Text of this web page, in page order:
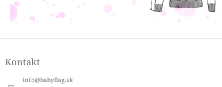
Z
pKontakt
info@babyflag.sk